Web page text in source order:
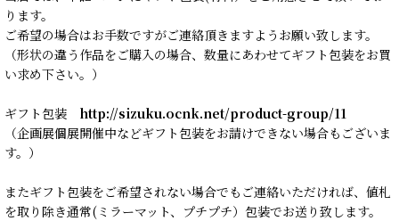
ります。
ご希望の場合はお手数ですがご連絡頂きますようお願い致します。
（形状の違う作品をご購入の場合、数量にあわせてギフト包装をお買
い求め下さい。）
ギフト包装 http://sizuku.ocnk.net/product-group/11
（企画展個展開催中などギフト包装をお請けできない場合もございま
す。）
またギフト包装をご希望されない場合でもご連絡いただければ、値札
を取り除き通常(ミラーマット、プチプチ）包装でお送り致します。